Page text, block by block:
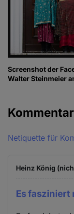
Screenshot der
Walter Steinmeier
Netiquette für
Heinz König
Es fasziniert